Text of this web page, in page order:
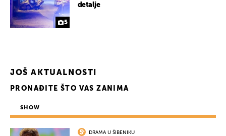
5
detalje
JOŠ AKTUALNOSTI
PRONAĐITE ŠTO VAS ZANIMA
SHOW
DRAMA U ŠIBENIKU